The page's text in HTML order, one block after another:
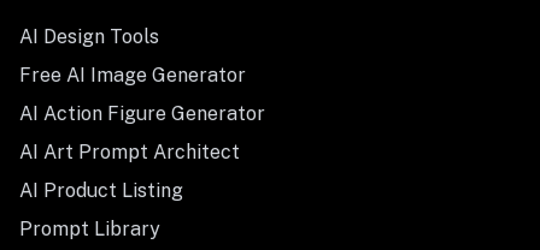
AI Design Tools
Free AI Image Generator
AI Action Figure Generator
AI Art Prompt Architect
AI Product Listing
Prompt Library